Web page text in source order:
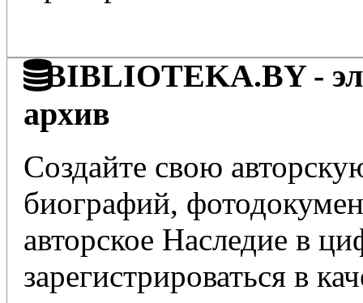
BIBLIOTEKA.BY -
архив
Создайте свою
биографий,
авторское Наследие в
зарегистрироваться в